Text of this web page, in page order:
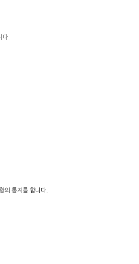
다.
의 통지를 합니다.